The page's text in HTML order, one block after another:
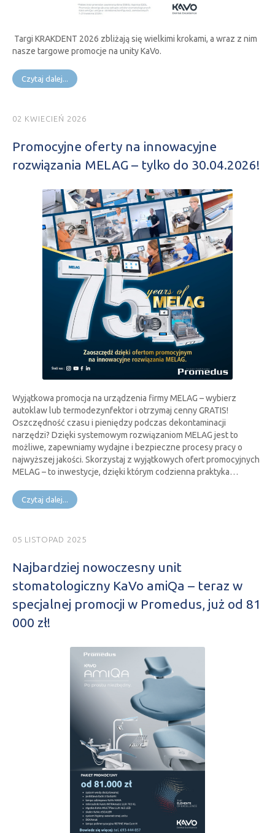
Targi KRAKDENT 2026 zbliżają się wielkimi krokami, a wraz z nim
nasze targowe promocje na unity KaVo.
Czytaj dalej...
02 KWIECIEŃ 2026
Promocyjne oferty na innowacyjne
rozwiązania MELAG – tylko do 30.04.2026!
Wyjątkowa promocja na urządzenia firmy MELAG – wybierz
autoklaw lub termodezynfektor i otrzymaj cenny GRATIS!
Oszczędność czasu i pieniędzy podczas dekontaminacji
narzędzi? Dzięki systemowym rozwiązaniom MELAG jest to
możliwe, zapewniamy wydajne i bezpieczne procesy pracy o
najwyższej jakości. Skorzystaj z wyjątkowych ofert promocyjnych
MELAG – to inwestycje, dzięki którym codzienna praktyka…
Czytaj dalej...
05 LISTOPAD 2025
Najbardziej nowoczesny unit
stomatologiczny KaVo amiQa – teraz w
specjalnej promocji w Promedus, już od 81
000 zł!